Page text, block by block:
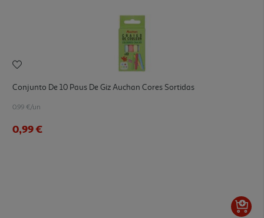
Conjunto De 10 Paus De Giz Auchan Cores Sortidas
0.99 €/un
0,99 €